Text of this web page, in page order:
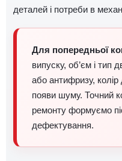
деталей і потреби в
Для попередньої
випуску, об’єм і тип
або антифризу,
появи шуму. Точний
ремонту формуємо
дефектування.